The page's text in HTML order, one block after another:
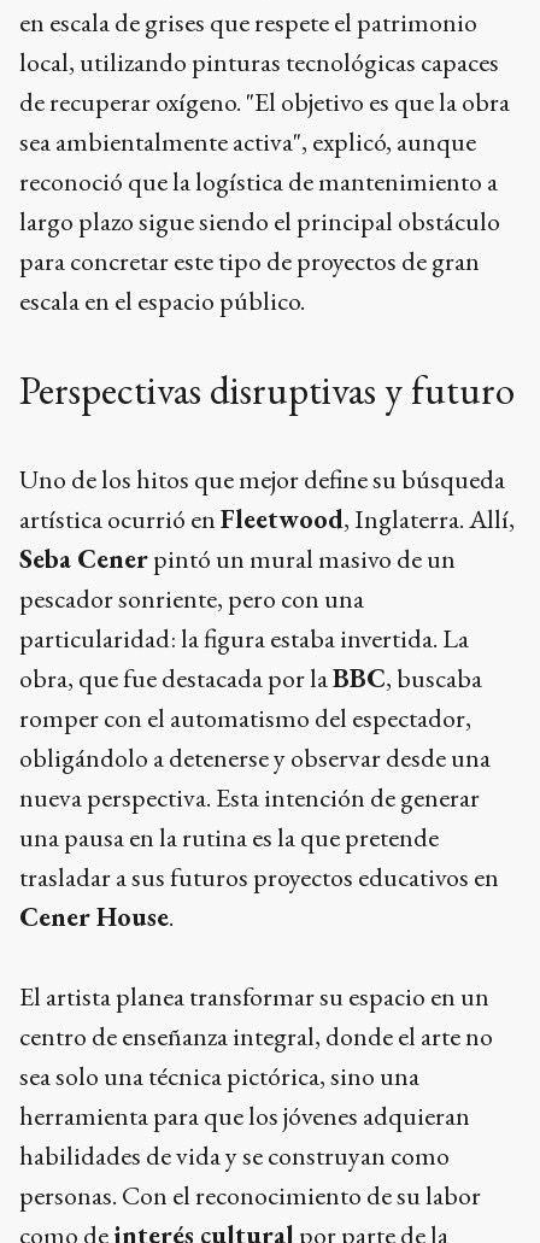
en escala de grises que respete el patrimonio
local, utilizando pinturas tecnológicas capaces
de recuperar oxígeno. "El objetivo es que la obra
sea ambientalmente activa", explicó, aunque
reconoció que la logística de mantenimiento a
largo plazo sigue siendo el principal obstáculo
para concretar este tipo de proyectos de gran
escala en el espacio público.
Perspectivas disruptivas y futuro
Uno de los hitos que mejor define su búsqueda
artística ocurrió enFleetwood, Inglaterra. Allí,
Seba Cenerpintó un mural masivo de un
pescador sonriente, pero con una
particularidad: la figura estaba invertida. La
obra, que fue destacada por laBBC, buscaba
romper con el automatismo del espectador,
obligándolo a detenerse y observar desde una
nueva perspectiva. Esta intención de generar
una pausa en la rutina es la que pretende
trasladar a sus futuros proyectos educativos en
Cener House.
El artista planea transformar su espacio en un
centro de enseñanza integral, donde el arte no
sea solo una técnica pictórica, sino una
herramienta para que los jóvenes adquieran
habilidades de vida y se construyan como
personas. Con el reconocimiento de su labor
como deinterés culturalpor parte de la